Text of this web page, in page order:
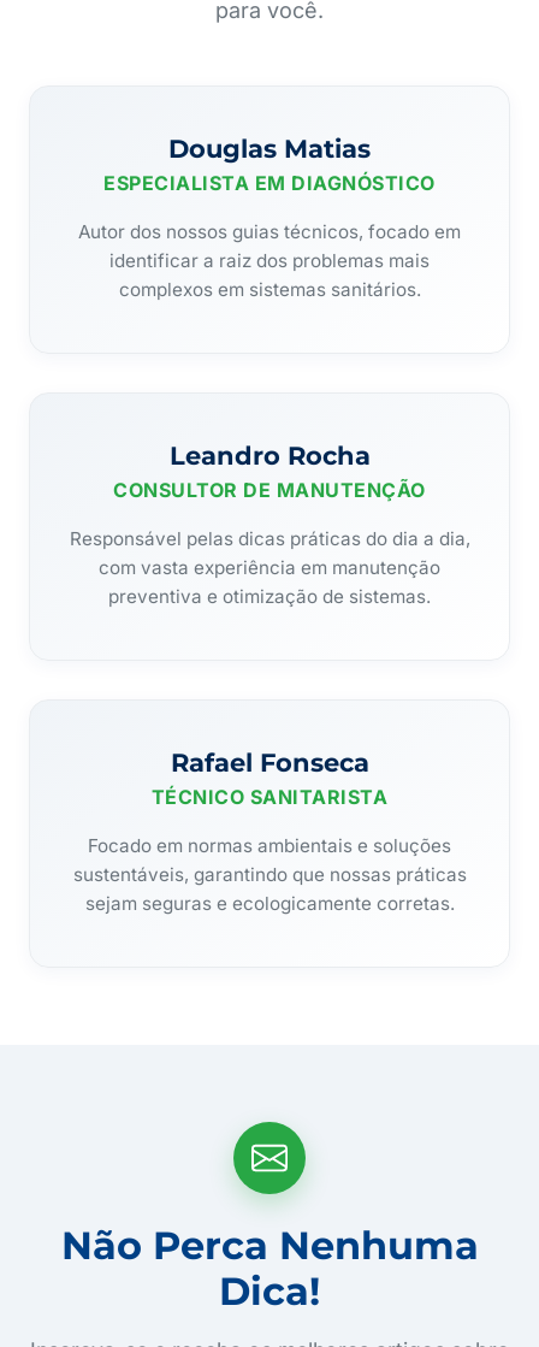
para você.
Douglas Matias
ESPECIALISTA EM DIAGNÓSTICO
Autor dos nossos guias técnicos, focado em
identificar a raiz dos problemas mais
complexos em sistemas sanitários.
Leandro Rocha
CONSULTOR DE MANUTENÇÃO
Responsável pelas dicas práticas do dia a dia,
com vasta experiência em manutenção
preventiva e otimização de sistemas.
Rafael Fonseca
TÉCNICO SANITARISTA
Focado em normas ambientais e soluções
sustentáveis, garantindo que nossas práticas
sejam seguras e ecologicamente corretas.
Não Perca Nenhuma
Dica!